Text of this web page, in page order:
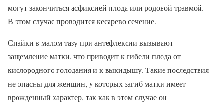
могут закончиться асфиксией плода или родовой травмой.
В этом случае проводится кесарево сечение.
Спайки в малом тазу при антефлексии вызывают
защемление матки, что приводит к гибели плода от
кислородного голодания и к выкидышу. Такие последствия
не опасны для женщин, у которых загиб матки имеет
врожденный характер, так как в этом случае он